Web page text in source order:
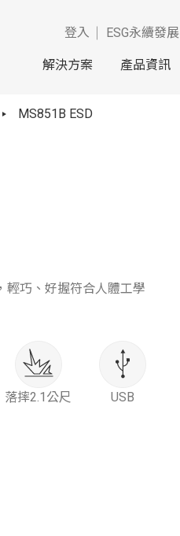
登入 ESG永續發展
解決方案 產品資訊
MS851B ESD
輕巧、好握符合人體工學
落摔2.1公尺 USB